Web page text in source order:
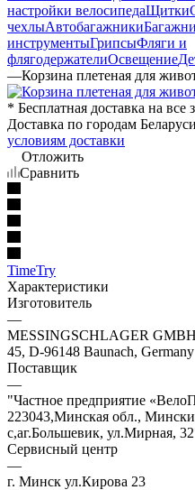
настройки велосипедаЩитки
чехлыАвтобагажники
инструментыГрипсыФляги и
флягодержателиОсвещение
—Корзина плетеная для
* Бесплатная доставка на
Доставка по городам
условиям доставки
Отложить
Сравнить
TimeTry
Характеристики
Изготовитель
—
MESSINGSCHLAGER
45, D-96148 Baunach, Germany
Поставщик
—
"Частное предприятие
223043,Минская обл.,
с,аг.Большевик, ул.Мирная,
Сервисный центр
—
г. Минск ул.Кирова 23